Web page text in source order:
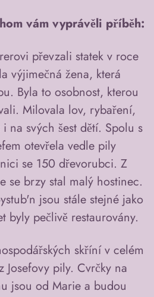
vám vyprávěli příběh:
převzali statek v roce
výjimečná žena, která
Byla to osobnost, kterou
Milovala lov, rybaření,
na svých šest dětí. Spolu s
otevřela vedle pily
se 150 dřevorubci. Z
se brzy stal malý hostinec.
jsou stále stejné jako
byly pečlivě restaurovány.
skříní v celém
Josefovy pily. Cvrčky na
jsou od Marie a budou